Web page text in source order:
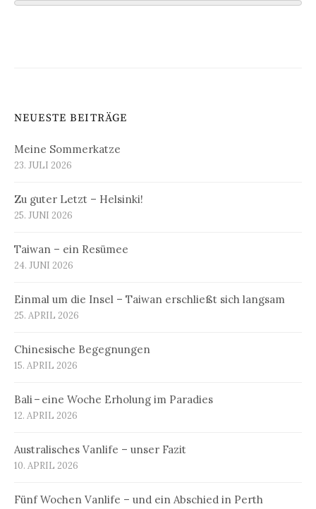
NEUESTE BEITRÄGE
Meine Sommerkatze
23. JULI 2026
Zu guter Letzt – Helsinki!
25. JUNI 2026
Taiwan – ein Resümee
24. JUNI 2026
Einmal um die Insel – Taiwan erschließt sich langsam
25. APRIL 2026
Chinesische Begegnungen
15. APRIL 2026
Bali – eine Woche Erholung im Paradies
12. APRIL 2026
Australisches Vanlife – unser Fazit
10. APRIL 2026
Fünf Wochen Vanlife – und ein Abschied in Perth